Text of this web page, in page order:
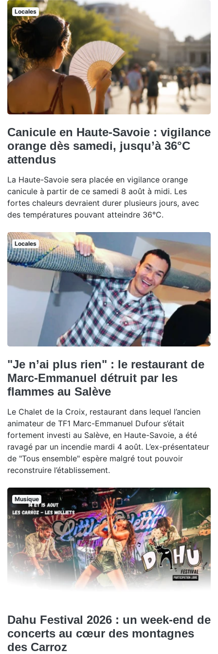
Locales
Canicule en Haute-Savoie : vigilance
orange dès samedi, jusqu’à 36°C
attendus
La Haute-Savoie sera placée en vigilance orange
canicule à partir de ce samedi 8 août à midi. Les
fortes chaleurs devraient durer plusieurs jours, avec
des températures pouvant atteindre 36°C.
Locales
"Je n’ai plus rien" : le restaurant de
Marc-Emmanuel détruit par les
flammes au Salève
Le Chalet de la Croix, restaurant dans lequel l’ancien
animateur de TF1 Marc-Emmanuel Dufour s’était
fortement investi au Salève, en Haute-Savoie, a été
ravagé par un incendie mardi 4 août. L’ex-présentateur
de "Tous ensemble" espère malgré tout pouvoir
reconstruire l’établissement.
Musique
Dahu Festival 2026 : un week-end de
concerts au cœur des montagnes
des Carroz